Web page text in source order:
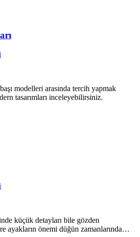
modelleri arasında tercih yapmak
tasarımları inceleyebilirsiniz.
küçük detayları bile gözden
ayakların önemi düğün zamanlarında…